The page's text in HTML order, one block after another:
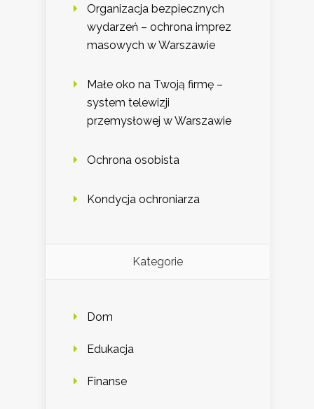
Organizacja bezpiecznych
wydarzeń – ochrona imprez
masowych w Warszawie
Małe oko na Twoją firmę –
system telewizji
przemysłowej w Warszawie
Ochrona osobista
Kondycja ochroniarza
Kategorie
Dom
Edukacja
Finanse